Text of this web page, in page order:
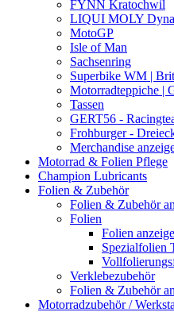
FYNN Kratochwil
LIQUI MOLY
MotoGP
Isle of Man
Sachsenring
Superbike WM |
Motorradteppiche |
Tassen
GERT56 -
Frohburger -
Merchandise
Motorrad & Folien Pflege
Champion Lubricants
Folien & Zubehör
Folien & Zubehör
Folien
Folien
Spezialfolien
Verklebezubehör
Folien & Zubehör
Motorradzubehör /